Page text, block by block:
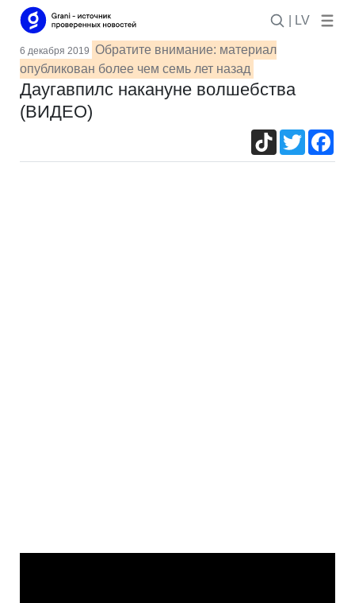
| LV
6 декабря 2019 Обратите внимание: материал
опубликован более чем семь лет назад
Даугавпилс накануне волшебства
(ВИДЕО)
TikTokTwitter